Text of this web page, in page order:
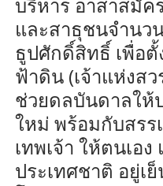
และสาธุชนจำนว
ธูปศักดิ์สิทธิ์ เพื่อ
ฟ้าดิน (เจ้าแห่งส
ช่วยดลบันดาลให้
ใหม่ พร้อมกับสร
เทพเจ้า ให้ตนเอ
ประเทศชาติ อยู่เ